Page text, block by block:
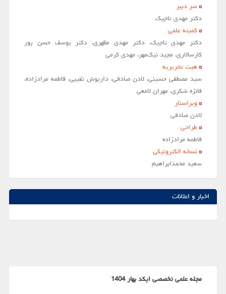
مقالات سال 1404
آرشیو
شماره جاری
جستجو پیشرفته
راهنمای نویسندگان
نحوه ارسال مقاله
اطلاعات نشریه
درباره نشریه
اخبار و اعلانات
پیوندهای مفید
سر دبير
دکتر مهدی تاجیک
کمیته علمی
دکتر مهدی تاجیک، دکتر مهدی مظهری، دکتر یوسف حسن پور
کارسالاری، مجید نیک‌مهر، مهدی کرمی
هیت تحریریه
سید مصطفی حسینی، لادن صادقی، داریوش نقیبی، فاطمه مرادزاده،
فائزه شکری، مهران لامعی
ویراستار
لادن صادقي
طراحی
فاطمه مرادزاده
نسخه الکترونیکی
سعيد محمدابراهيم
اخبار و اعلانات
مجله علمی تخصصی ایکد بهار 1404